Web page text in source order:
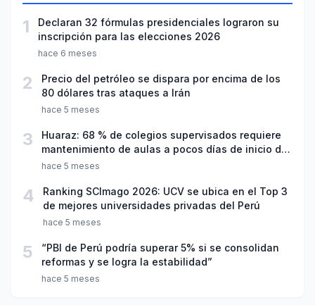
1
Declaran 32 fórmulas presidenciales lograron su
inscripción para las elecciones 2026
hace 6 meses
2
Precio del petróleo se dispara por encima de los
80 dólares tras ataques a Irán
hace 5 meses
3
Huaraz: 68 % de colegios supervisados requiere
mantenimiento de aulas a pocos días de inicio del
año escolar 2026
hace 5 meses
4
Ranking SCImago 2026: UCV se ubica en el Top 3
de mejores universidades privadas del Perú
hace 5 meses
5
“PBI de Perú podría superar 5% si se consolidan
reformas y se logra la estabilidad”
hace 5 meses